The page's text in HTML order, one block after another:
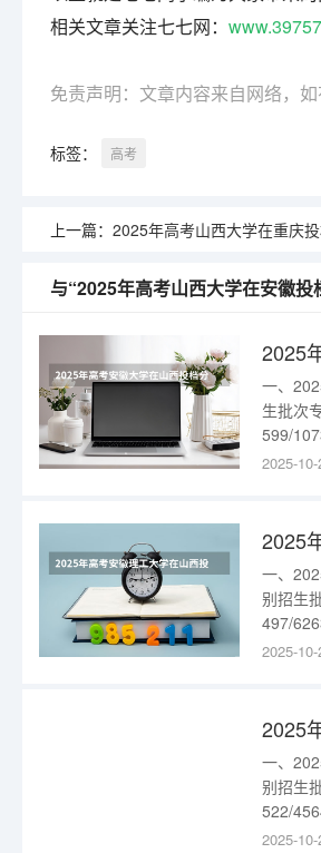
相关文章关注七七网：
免责声明：文章内容来自网络，
标签： 高考
上一篇： 2025年高考山西大学在重庆
与“2025年高考山西大学在安徽投
2025
一、
生批次
599/
（302
2025-
2025
一、
别招生
497/
2025-
2025
一、
别招生
522/
2025-